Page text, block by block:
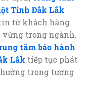
Tỉnh Đắk Lắk
từ khách hàng
vững trong ngành.
tâm bảo hành
Lắk tiếp tục phát
trong tương